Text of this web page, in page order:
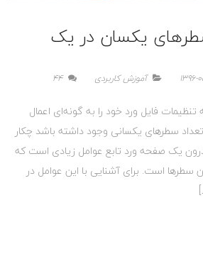
یکسان در یک
آموزش کاربردی 44
فایل ورد خود را به گونه‌ای اعمال
سطرهای یکسانی وجود داشته باشد چکار
یک صفحه ورد تابع عوامل زیادی است که
سطرها است. برای آشنایی با این عوامل در